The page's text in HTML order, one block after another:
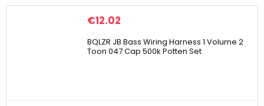
€12.02
BQLZR JB Bass Wiring Harness 1 Volume 2
Toon 047 Cap 500k Potten Set